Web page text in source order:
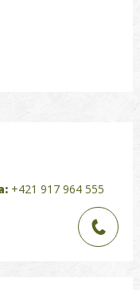
+421 917 964 555